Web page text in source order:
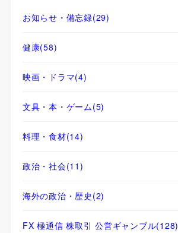
お知らせ・備忘録(29)
健康(58)
映画・ドラマ(4)
文具・本・ゲーム(5)
料理・食材(14)
政治・社会(11)
海外の政治・歴史 (2)
FX 極通信 株取引 公営ギャンブル(128)